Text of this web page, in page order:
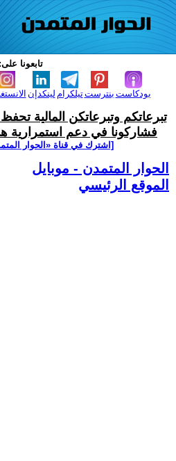
تابعونا على:
لينكدإن تيلكرامبنترست بودكاست
تبرعاتكم وتبرعاتكن المالية
فشاركونا في دعم استمرارية
[اشترك في قناة ‫«الحوار
الحوار المتمدن - موبايل
الموقع الرئيسي